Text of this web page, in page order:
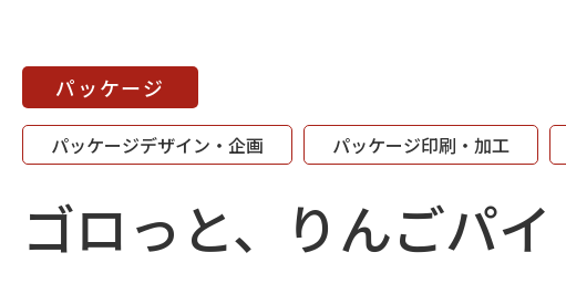
パッケージ
パッケージデザイン・企画 パッケージ印刷・加工
ゴロっと、りんごパイ